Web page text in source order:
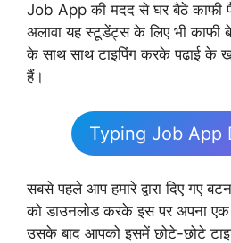
Job App की मदद से घर बैठे
अलावा यह स्टूडेंट्स के लिए भी काफी
के साथ साथ टाइपिंग करके पढाई के
हैं।
Typing Job App
सबसे पहले आप हमारे द्वारा दिए गए
को डाउनलोड करके इस पर अपना
उसके बाद आपको इसमें छोटे-छोटे